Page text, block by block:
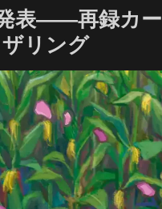
表――再録カー
リング